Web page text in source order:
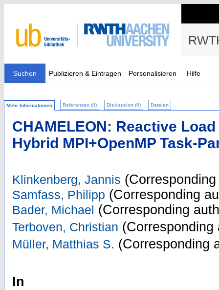
Suchen Publizieren & Eintragen Personalisieren Hilfe
Mehr Informationen Referenzen (0) Diskussion (0) Dateien
CHAMELEON: Reactive
Hybrid MPI+OpenMP Task-
Klinkenberg, Jannis
Samfass, Philipp (Corresponding
Bader, Michael (Corresponding
Terboven, Christian (Corresponding
Müller, Matthias S. (Corresponding
In